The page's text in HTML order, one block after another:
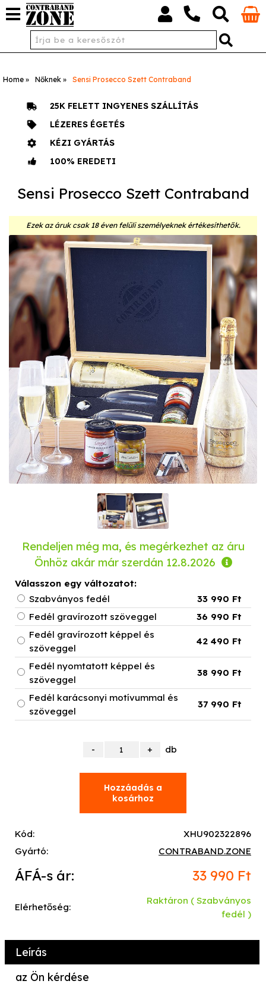
Home Nőknek Sensi Prosecco Szett Contraband
25K FELETT INGYENES SZÁLLÍTÁS
LÉZERES ÉGETÉS
KÉZI GYÁRTÁS
100% EREDETI
Sensi Prosecco Szett Contraband
Ezek az áruk csak 18 éven felüli személyeknek értékesíthetők.
Rendeljen még ma, és megérkezhet az áru
Önhöz akár már szerdán 12.8.2026
Válasszon egy változatot:
Szabványos fedél
33 990 Ft
Fedél gravírozott szöveggel
36 990 Ft
Fedél gravírozott képpel és
szöveggel
42 490 Ft
Fedél nyomtatott képpel és
szöveggel
38 990 Ft
Fedél karácsonyi motívummal és
szöveggel
37 990 Ft
db
Kód:
XHU902322896
Gyártó:
CONTRABAND.ZONE
ÁFÁ-s ár: 33 990 Ft
Elérhetőség:
Raktáron ( Szabványos
fedél )
Leírás
az Ön kérdése